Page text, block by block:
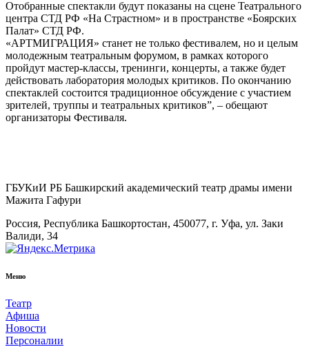
Отобранные спектакли будут показаны на сцене Театрального
центра СТД РФ «На Страстном» и в пространстве «Боярских
Палат» СТД РФ.
«АРТМИГРАЦИЯ» станет не только фестивалем, но и целым
молодежным театральным форумом, в рамках которого
пройдут мастер-классы, тренинги, концерты, а также будет
действовать лаборатория молодых критиков. По окончанию
спектаклей состоится традиционное обсуждение с участием
зрителей, труппы и театральных критиков”, – обещают
организаторы Фестиваля.
ГБУКиИ РБ Башкирский академический театр драмы имени
Мажита Гафури
Россия, Республика Башкортостан, 450077, г. Уфа, ул. Заки
Валиди, 34
Меню
Театр
Афиша
Новости
Персоналии